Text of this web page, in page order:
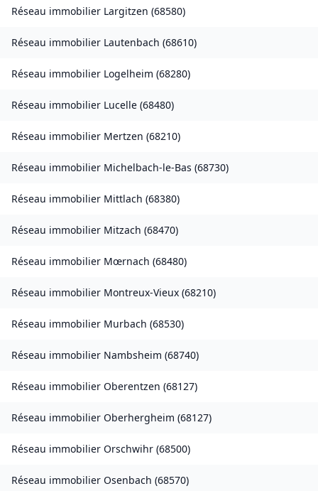
Réseau immobilier Largitzen (68580)
Réseau immobilier Lautenbach (68610)
Réseau immobilier Logelheim (68280)
Réseau immobilier Lucelle (68480)
Réseau immobilier Mertzen (68210)
Réseau immobilier Michelbach-le-Bas (68730)
Réseau immobilier Mittlach (68380)
Réseau immobilier Mitzach (68470)
Réseau immobilier Mœrnach (68480)
Réseau immobilier Montreux-Vieux (68210)
Réseau immobilier Murbach (68530)
Réseau immobilier Nambsheim (68740)
Réseau immobilier Oberentzen (68127)
Réseau immobilier Oberhergheim (68127)
Réseau immobilier Orschwihr (68500)
Réseau immobilier Osenbach (68570)